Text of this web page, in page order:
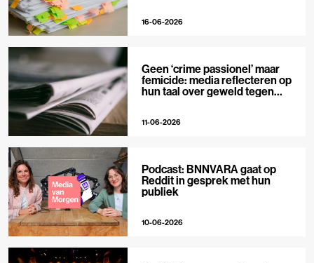
16-06-2026
Geen ‘crime passionel’ maar
femicide: media reflecteren op
hun taal over geweld tegen
11-06-2026
Podcast: BNNVARA gaat op
Reddit in gesprek met hun
publiek
10-06-2026